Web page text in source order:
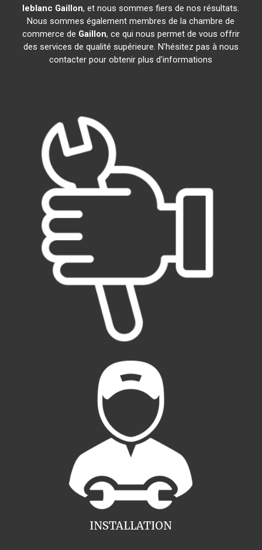
leblanc Gaillon, et nous sommes fiers de nos résultats.
Nous sommes également membres de la chambre de
commerce de Gaillon, ce qui nous permet de vous offrir
des services de qualité supérieure. N'hésitez pas à nous
contacter pour obtenir plus d'informations
INSTALLATION